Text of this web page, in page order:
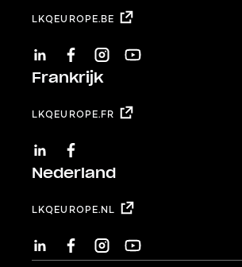
LKQEUROPE.BE
LINKEDINFACEBOOKINSTAGRAM
YOUTUBE
Frankrijk
LKQEUROPE.FR
LINKEDINFACEBOOK
Nederland
LKQEUROPE.NL
LINKEDINFACEBOOKINSTAGRAM
YOUTUBE